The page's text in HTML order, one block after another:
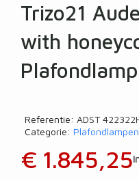
Trizo21
with
Plafondlamp
Referentie ADST
Categorie
Plafondlampen
€ 1.845,25